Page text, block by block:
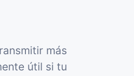
más
útil si tu